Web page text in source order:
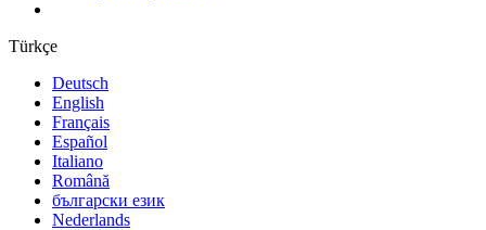
Türkçe
Deutsch
English
Français
Español
Italiano
Română
български език
Nederlands